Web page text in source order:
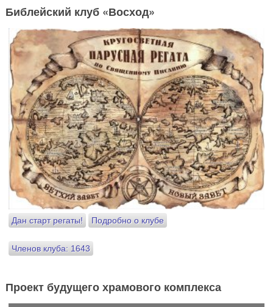
Библейский клуб «Восход»
Дан старт регаты! Подробно о клубе
Членов клуба: 1643
Проект будущего храмового комплекса